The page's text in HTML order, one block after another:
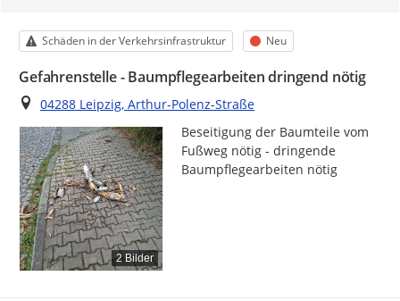
Kategorie
Schäden in der Verkehrsinfrastruktur Status
Neu
Gefahrenstelle - Baumpflegearbeiten dringend nötig
Ort
04288 Leipzig, Arthur-Polenz-Straße
2 Bilder
Beseitigung der Baumteile vom
Fußweg nötig - dringende
Baumpflegearbeiten nötig